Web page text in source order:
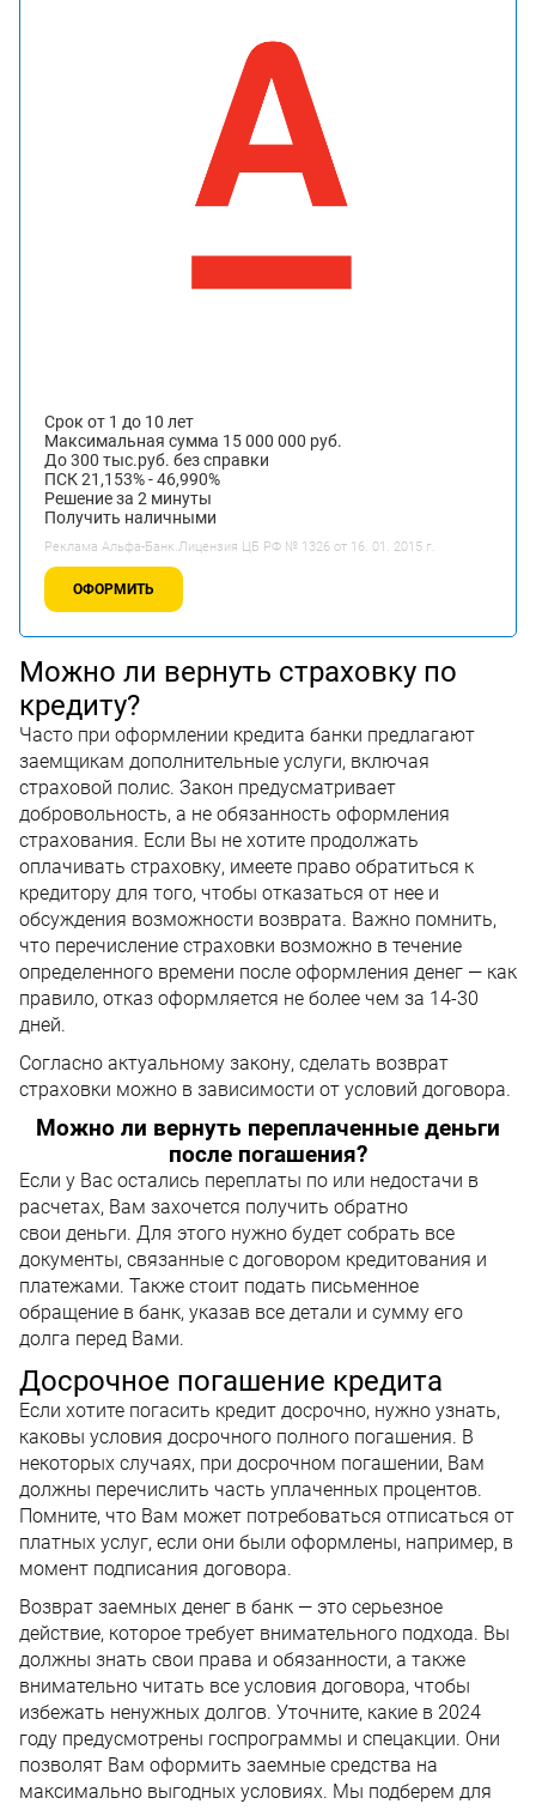
Срок от 1 до 10 лет
Максимальная сумма 15 000 000 руб.
До 300 тыс.руб. без справки
ПСК 21,153% - 46,990%
Решение за 2 минуты
Получить наличными
Реклама Альфа-Банк.Лицензия ЦБ РФ № 1326 от 16. 01. 2015 г.
ОФОРМИТЬ
Можно ли вернуть страховку по
кредиту?
Часто при оформлении кредита банки предлагают
заемщикам дополнительные услуги, включая
страховой полис. Закон предусматривает
добровольность, а не обязанность оформления
страхования. Если Вы не хотите продолжать
оплачивать страховку, имеете право обратиться к
кредитору для того, чтобы отказаться от нее и
обсуждения возможности возврата. Важно помнить,
что перечисление страховки возможно в течение
определенного времени после оформления денег — как
правило, отказ оформляется не более чем за 14-30
дней.
Согласно актуальному закону, сделать возврат
страховки можно в зависимости от условий договора.
Можно ли вернуть переплаченные деньги
после погашения?
Если у Вас остались переплаты по или недостачи в
расчетах, Вам захочется получить обратно
свои деньги. Для этого нужно будет собрать все
документы, связанные с договором кредитования и
платежами. Также стоит подать письменное
обращение в банк, указав все детали и сумму его
долга перед Вами.
Досрочное погашение кредита
Если хотите погасить кредит досрочно, нужно узнать,
каковы условия досрочного полного погашения. В
некоторых случаях, при досрочном погашении, Вам
должны перечислить часть уплаченных процентов.
Помните, что Вам может потребоваться отписаться от
платных услуг, если они были оформлены, например, в
момент подписания договора.
Возврат заемных денег в банк — это серьезное
действие, которое требует внимательного подхода. Вы
должны знать свои права и обязанности, а также
внимательно читать все условия договора, чтобы
избежать ненужных долгов. Уточните, какие в 2024
году предусмотрены госпрограммы и спецакции. Они
позволят Вам оформить заемные средства на
максимально выгодных условиях. Мы подберем для